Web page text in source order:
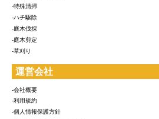
-特殊清掃
-ハチ駆除
-庭木伐採
-庭木剪定
-草刈り
運営会社
-会社概要
-利用規約
-個人情報保護方針